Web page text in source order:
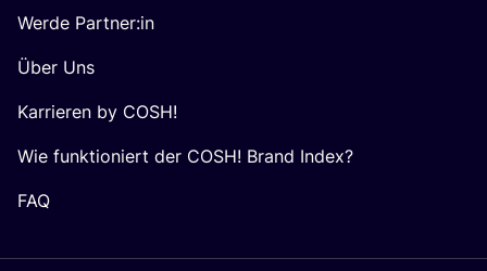
Werde Partner:in
Über Uns
Karrieren by COSH!
Wie funktioniert der COSH! Brand Index?
FAQ